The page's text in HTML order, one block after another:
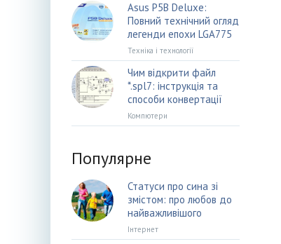
Asus P5B Deluxe:
Повний технічний огляд
легенди епохи LGA775
Техніка і технології
Чим відкрити файл
*.spl7: інструкція та
способи конвертації
Компютери
Популярне
Статуси про сина зі
змістом: про любов до
найважливішого
Інтернет